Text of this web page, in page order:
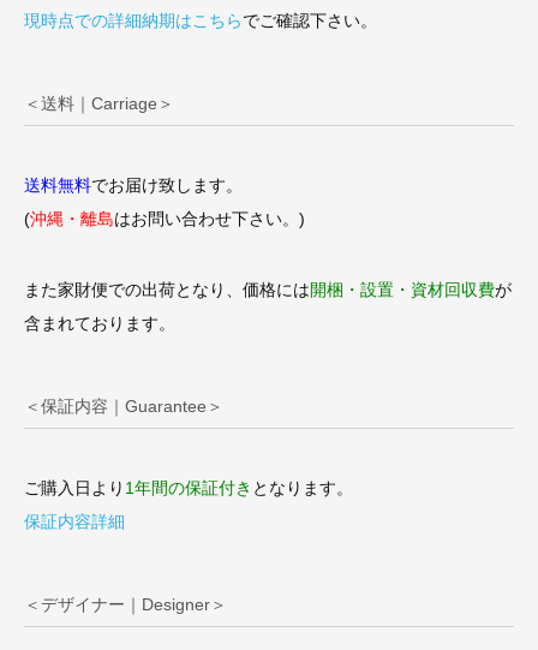
現時点での詳細納期はこちらでご確認下さい。
＜送料｜Carriage＞
送料無料でお届け致します。
(沖縄・離島はお問い合わせ下さい。)
また家財便での出荷となり、価格には開梱・設置・資材回収費が
含まれております。
＜保証内容｜Guarantee＞
ご購入日より 1年間の保証付き となります。
保証内容詳細
＜デザイナー｜Designer＞